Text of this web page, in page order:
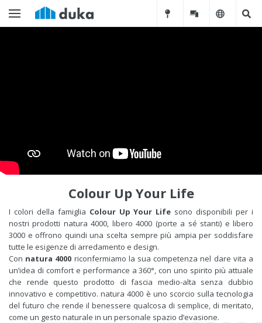
Colour Up Your Life
I colori della famiglia Colour Up Your Life sono disponibili per i
nostri prodotti natura 4000, libero 4000 (porte a sé stanti) e libero
3000 e offrono quindi una scelta sempre più ampia per soddisfare
tutte le esigenze di arredamento e design.
Con natura 4000 riconfermiamo la sua competenza nel dare vita a
un’idea di comfort e performance a 360°, con uno spirito più attuale
che rende questo prodotto di fascia medio-alta senza dubbio
innovativo e competitivo. natura 4000 è uno scorcio sulla tecnologia
del futuro che rende il benessere qualcosa di semplice, di meritato,
come un gesto naturale in un personale spazio d’evasione.